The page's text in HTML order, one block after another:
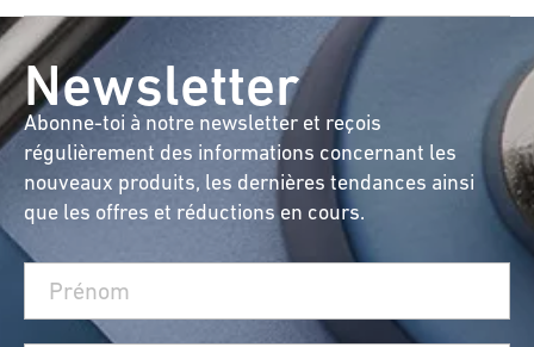
Newsletter
Abonne-toi à notre newsletter et reçois
régulièrement des informations concernant les
nouveaux produits, les dernières tendances ainsi
que les offres et réductions en cours.